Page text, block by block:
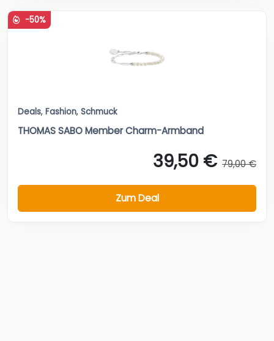
-50%
Deals, Fashion, Schmuck
THOMAS SABO Member Charm-Armband
39,50 € 79,00 €
Zum Deal